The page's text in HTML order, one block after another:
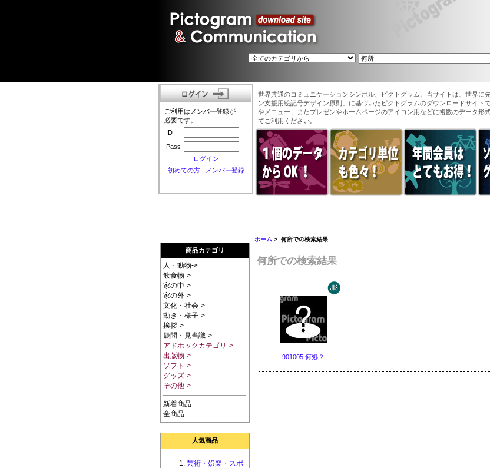
ご利用はメンバー登録が
必要です。
ID
Pass
ログイン
初めての方| メンバー登録
世界共通のコミュニケーションシンボル、ピクトグラム。当サイトは、世界に
ン支援用絵記号デザイン原則」に基づいたピクトグラムのダウンロードサイト
やメニュー、またプレゼンやホームページのアイコン用などに複数のデータ形
てご利用ください。
商品カテゴリ
人・動物->
飲食物->
家の中->
家の外->
文化・社会->
動き・様子->
挨拶->
疑問・見当識->
アドホックカテゴリ->
出版物->
ソフト->
グッズ->
その他->
新着商品...
全商品...
人気商品
芸術・娯楽・スポ
ホーム > 何所での検索結果
何所での検索結果
901005 何処？